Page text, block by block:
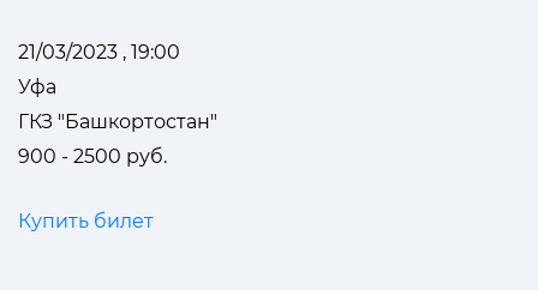
21/03/2023 , 19:00
Уфа
ГКЗ "Башкортостан"
900 - 2500 руб.
Купить билет